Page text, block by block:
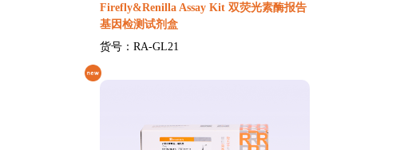
Firefly&Renilla Assay Kit 双荧光素酶报告
基因检测试剂盒
货号：RA-GL21